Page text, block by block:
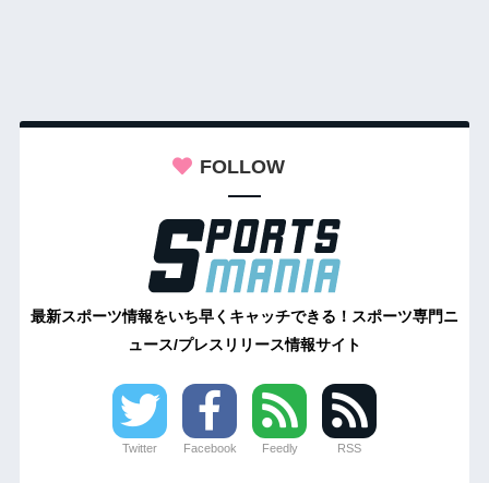
FOLLOW
最新スポーツ情報をいち早くキャッチできる！スポーツ専門ニ
ュース/プレスリリース情報サイト
Twitter Facebook Feedly RSS